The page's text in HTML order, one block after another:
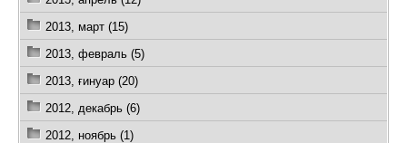
2013, март (15)
2013, февраль (5)
2013, ғинуар (20)
2012, декабрь (6)
2012, ноябрь (1)